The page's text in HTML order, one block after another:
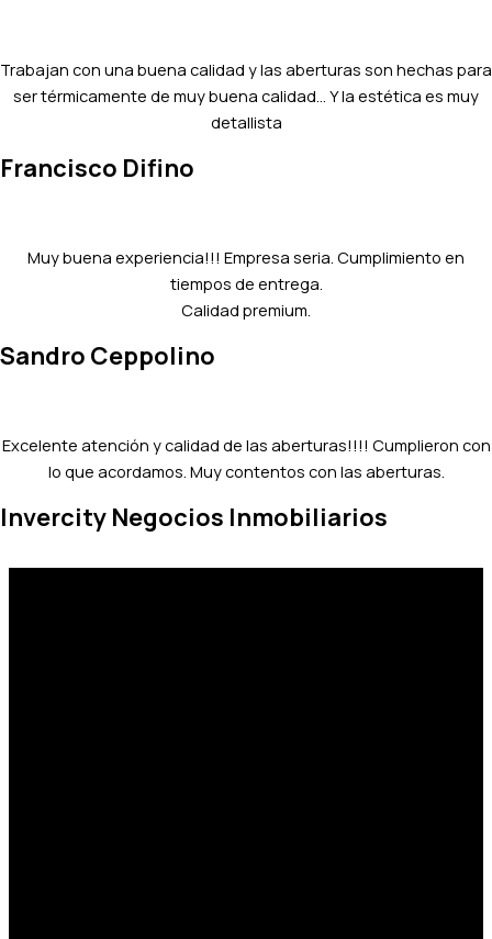
Trabajan con una buena calidad y las aberturas son hechas para
ser térmicamente de muy buena calidad… Y la estética es muy
detallista
Francisco Difino
Muy buena experiencia!!! Empresa seria. Cumplimiento en
tiempos de entrega.
Calidad premium.
Sandro Ceppolino
Excelente atención y calidad de las aberturas!!!! Cumplieron con
lo que acordamos. Muy contentos con las aberturas.
Invercity Negocios Inmobiliarios